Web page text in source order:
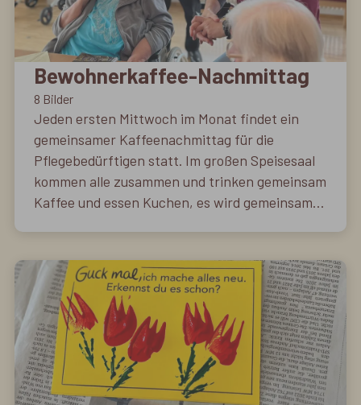
Bewohnerkaffee-Nachmittag
8 Bilder
Jeden ersten Mittwoch im Monat findet ein
gemeinsamer Kaffeenachmittag für die
Pflegebedürftigen statt. Im großen Speisesaal
kommen alle zusammen und trinken gemeinsam
Kaffee und essen Kuchen, es wird gemeinsam
Abwechslung und ein schönes Miteinander.
Unterstützt werden unsere Aktivierungskräfte
von ehrenamtlichen Musikern, Herr Wetzel und
Herr Schebetka und weiteren ehrenamtlichen
Helferinnen wie Frau Stohr, Frau Kern und
Weitere.